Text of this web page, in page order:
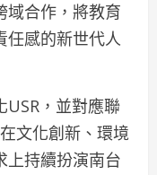
域合作，將教育
任感的新世代人
USR，並對應聯
文化創新、環境
上持續扮演南台